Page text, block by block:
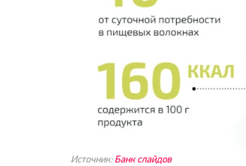
Источник:Банк слайдов